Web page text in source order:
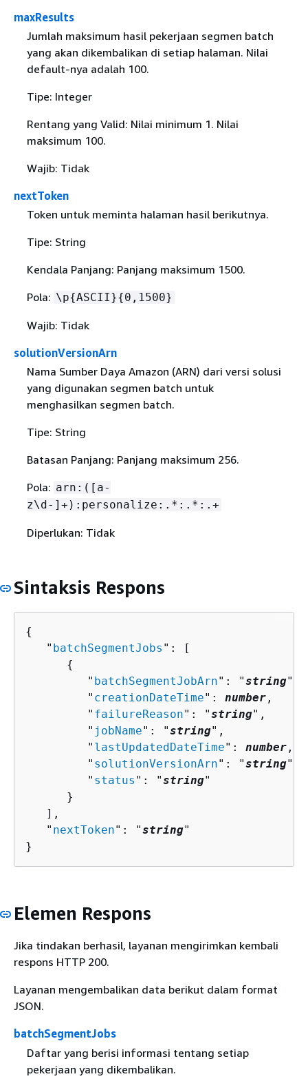
maxResults
Jumlah maksimum hasil pekerjaan segmen batch
yang akan dikembalikan di setiap halaman. Nilai
default-nya adalah 100.
Tipe: Integer
Rentang yang Valid: Nilai minimum 1. Nilai
maksimum 100.
Wajib: Tidak
nextToken
Token untuk meminta halaman hasil berikutnya.
Tipe: String
Kendala Panjang: Panjang maksimum 1500.
Pola: \p{ASCII}{0,1500}
Wajib: Tidak
solutionVersionArn
Nama Sumber Daya Amazon (ARN) dari versi solusi
yang digunakan segmen batch untuk
menghasilkan segmen batch.
Tipe: String
Batasan Panjang: Panjang maksimum 256.
Pola: arn:([a-
z\d-]+):personalize:.*:.*:.+
Diperlukan: Tidak
Sintaksis Respons
{
   "
batchSegmentJobs ": [
{
         "
batchSegmentJobArn": "string",
         "
creationDateTime": number ,
         "
failureReason": "string",
         "
jobName": "string",
         "
lastUpdatedDateTime": number ,
         "
solutionVersionArn": "string",
         "
status ": "string"
      }
   ],
   "
nextToken": "string"
}
Elemen Respons
Jika tindakan berhasil, layanan mengirimkan kembali
respons HTTP 200.
Layanan mengembalikan data berikut dalam format
JSON.
batchSegmentJobs
Daftar yang berisi informasi tentang setiap
pekerjaan yang dikembalikan.